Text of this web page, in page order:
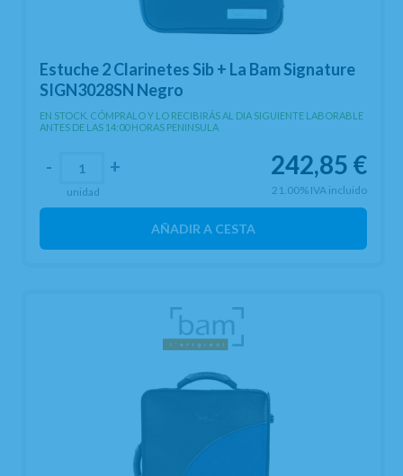
Estuche 2 Clarinetes Sib + La Bam Signature
SIGN3028SN Negro
EN STOCK. CÓMPRALO Y LO RECIBIRÁS AL DIA SIGUIENTE LABORABLE
ANTES DE LAS 14:00 HORAS PENINSULA
242,85 €
21.00% IVA incluido
- +
unidad
AÑADIR A CESTA